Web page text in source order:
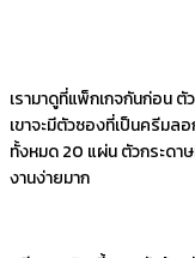
เรามาดูที่แพ็กเกจกันก่อน
เขาจะมีตัวซองที่เป็นครีมล
ทั้งหมด 20 แผ่น ตัวกระดา
งานง่ายมาก